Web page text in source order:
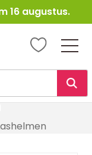
16 augustus.